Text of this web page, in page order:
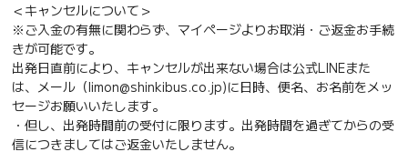
＜キャンセルについて＞
※ご入金の有無に関わらず、マイページよりお取消・ご返金お手続
きが可能です。
出発日直前により、キャンセルが出来ない場合は公式LINEまた
は、メール（limon@shinkibus.co.jp)に日時、便名、お名前をメッ
セージお願いいたします。
・但し、出発時間前の受付に限ります。出発時間を過ぎてからの受
信につきましてはご返金いたしません。